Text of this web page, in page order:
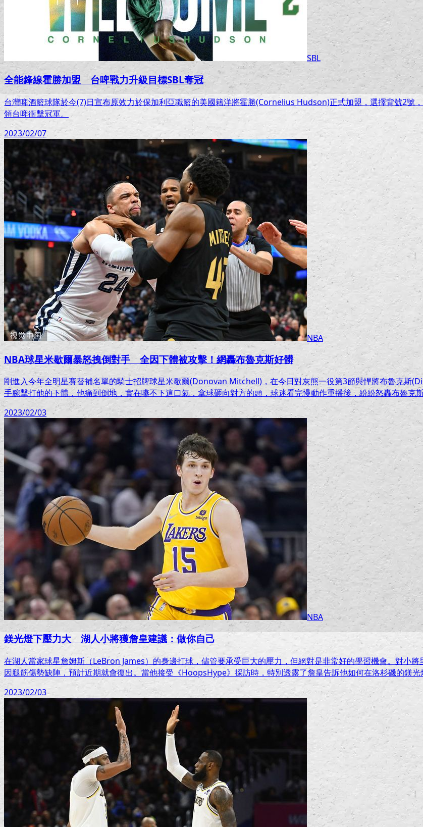
SBL
全能鋒線霍勝加盟 台啤戰力升級目標SBL奪冠
台灣啤酒籃球隊於今(7)日宣布原效力於保加利亞職籃的美國籍洋將霍勝(Cornelius Hudson)正式加盟，選擇背號2號
領台啤衝擊冠軍。
2023/02/07
NBA
NBA球星米歇爾暴怒拽倒對手 全因下體被攻擊！網轟布魯克斯好髒
剛進入今年全明星賽替補名單的騎士招牌球星米歇爾(Donovan Mitchell)，在今日對灰熊一役第3節與悍將布魯克斯
手腕擊打他的下體，他痛到倒地，實在嚥不下這口氣，拿球砸向對方的頭，球迷看完慢動作重播後，紛紛怒轟布魯克斯
2023/02/03
NBA
鎂光燈下壓力大 湖人小將獲詹皇建議：做你自己
在湖人當家球星詹姆斯（LeBron James）的身邊打球，儘管要承受巨大的壓力，但絕對是非常好的學習機會。對小
因腿筋傷勢缺陣，預計近期就會復出。當他接受《HoopsHype》採訪時，特別透露了詹皇告訴他如何在洛杉磯的鎂光
2023/02/03